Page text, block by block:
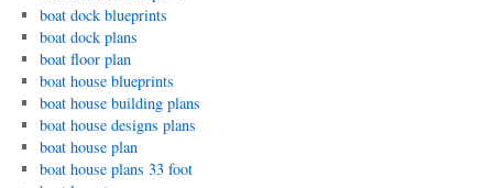
boat dock blueprints
boat dock plans
boat floor plan
boat house blueprints
boat house building plans
boat house designs plans
boat house plan
boat house plans 33 foot